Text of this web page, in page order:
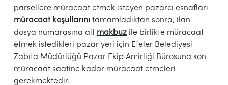
parsellere müracaat etmek isteyen pazarcı esnafları
müracaat koşullarını tamamladıktan sonra, ilan
dosya numarasına ait makbuzile birlikte müracaat
etmek istedikleri pazar yeri için Efeler Belediyesi
Zabıta Müdürlüğü Pazar Ekip Amirliği Bürosuna son
müracaat saatine kadar müracaat etmeleri
gerekmektedir.